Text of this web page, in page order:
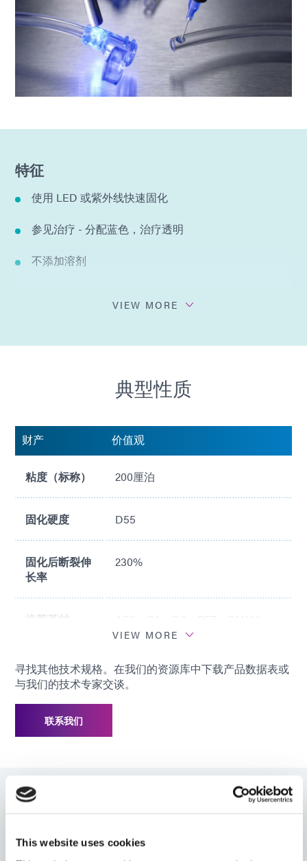
This website uses cookies
特征
使用 LED 或紫外线快速固化
参见治疗 - 分配蓝色，治疗透明
不添加溶剂
VIEW MORE
典型性质
财产 价值观
粘度（标称） 200厘泊
固化硬度 D55
固化后断裂伸
长率
230%
推荐基材
PU；PVC
VIEW MORE
寻找其他技术规格。在我们的资源库中下载产品数据表或
与我们的技术专家交谈。
联系我们
资源